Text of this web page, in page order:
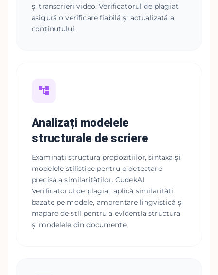
și transcrieri video. Verificatorul de plagiat
asigură o verificare fiabilă și actualizată a
conținutului.
Analizați modelele
structurale de scriere
Examinați structura propozițiilor, sintaxa și
modelele stilistice pentru o detectare
precisă a similarităților. CudekAI
Verificatorul de plagiat aplică similarități
bazate pe modele, amprentare lingvistică și
mapare de stil pentru a evidenția structura
și modelele din documente.